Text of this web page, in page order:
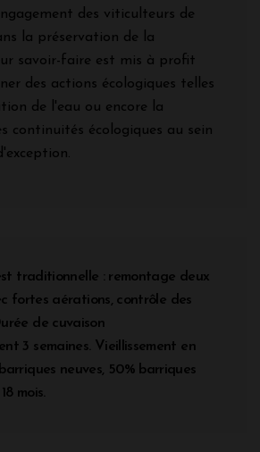
des viticulteurs de
la préservation de la
savoir-faire est mis à profit
des actions écologiques telles
de l'eau ou encore la
continuités écologiques au sein
traditionnelle : remontage deux
fortes aérations, contrôle des
de cuvaison
3 semaines. Vieillissement en
neuves, 50% barriques
mois.